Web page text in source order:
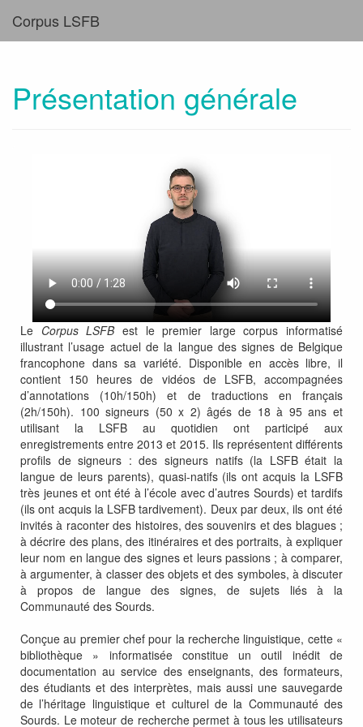
Corpus LSFB
Présentation générale
Le Corpus LSFBest le premier large corpus informatisé
illustrant l’usage actuel de la langue des signes de Belgique
francophone dans sa variété. Disponible en accès libre, il
contient 150 heures de vidéos de LSFB, accompagnées
d’annotations (10h/150h) et de traductions en français
(2h/150h). 100 signeurs (50 x 2) âgés de 18 à 95 ans et
utilisant la LSFB au quotidien ont participé aux
enregistrements entre 2013 et 2015. Ils représentent différents
profils de signeurs : des signeurs natifs (la LSFB était la
langue de leurs parents), quasi-natifs (ils ont acquis la LSFB
très jeunes et ont été à l’école avec d’autres Sourds) et tardifs
(ils ont acquis la LSFB tardivement). Deux par deux, ils ont été
invités à raconter des histoires, des souvenirs et des blagues ;
à décrire des plans, des itinéraires et des portraits, à expliquer
leur nom en langue des signes et leurs passions ; à comparer,
à argumenter, à classer des objets et des symboles, à discuter
à propos de langue des signes, de sujets liés à la
Communauté des Sourds.
Conçue au premier chef pour la recherche linguistique, cette «
bibliothèque » informatisée constitue un outil inédit de
documentation au service des enseignants, des formateurs,
des étudiants et des interprètes, mais aussi une sauvegarde
de l’héritage linguistique et culturel de la Communauté des
Sourds. Le moteur de recherche permet à tous les utilisateurs